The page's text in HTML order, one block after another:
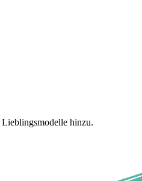
hinzu.